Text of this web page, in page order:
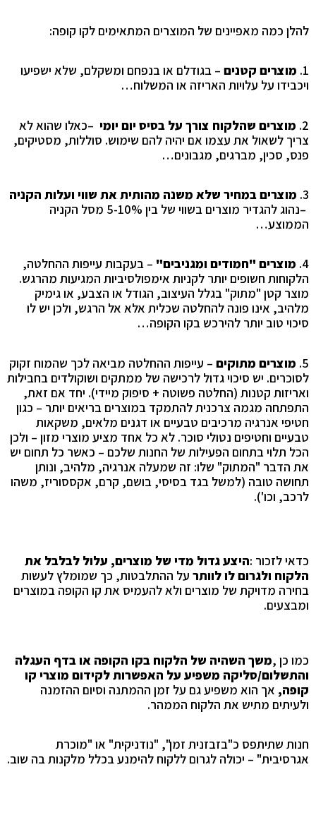
להלן כמה מאפיינים של המוצרים המתאימים לקו קופה:
1. מוצרים קטנים – בגודלם או בנפחם ומשקלם, שלא ישפיעו
ויכבידו על עלויות האריזה או המשלוח…
2. מוצרים שהלקוח צורך על בסיס יום יומי –כאלו שהוא לא
צריך לשאול את עצמו אם יהיה להם שימוש. סוללות, מסטיקים,
פנס, סכין, מברגים, מגבונים…
3. מוצרים במחיר שלא משנה מהותית את שווי ועלות הקניה
–
נהוג להגדיר מוצרים בשווי של בין 5-10% מסל הקניה
הממוצע…
4. מוצרים "חמודים ומגניבים" – בעקבות עייפות ההחלטה,
הלקוחות חשופים יותר לקניות אימפולסיביות המגיעות מהרגש.
מוצר קטן "מתוק" בגלל העיצוב, הגודל או הצבע, או גימיק
מלהיב, אינו פונה להחלטה שכלית אלא אל הרגש, ולכן יש לו
סיכוי טוב יותר להירכש בקו הקופה…
5. מוצרים מתוקים – עייפות ההחלטה מביאה לכך שהמוח זקוק
לסוכרים. יש סיכוי גדול לרכישה של ממתקים ושוקולדים בחבילות
ואריזות קטנות (החלטה פשוטה + סיפוק מיידי). יחד אם זאת,
התפתחה מגמה צרכנית להתמקד במוצרים בריאים יותר – כגון
חטיפי אנרגיה מרכיבים טבעיים או דגנים מלאים, משקאות
טבעיים וחטיפים נטולי סוכר. לא כל אחד מציע מוצרי מזון – ולכן
הכל תלוי בתחום הפעילות של החנות שלכם – כאשר כל תחום יש
את הדבר "המתוק" שלו: זה שמעלה אנרגיה, מלהיב, ונותן
תחושה טובה (למשל בגד בסיסי, בושם, קרם, אקססוריז, משהו
לרכב, וכו').
כדאי לזכור :היצע גדול מדי של מוצרים, עלול לבלבל את
הלקוח ולגרום לו לוותר על ההתלבטות, כך שמומלץ לעשות
בחירה מדויקת של מוצרים ולא להעמיס את קו הקופה במוצרים
ומבצעים.
כמו כן ,משך השהיה של הלקוח בקו הקופה או בדף העגלה
והתשלום/סליקה משפיע על האפשרות לקידום מוצרי קו
קופה, אך הוא משפיע גם על זמן ההמתנה וסיום ההזמנה
ולעיתים מתיש את הלקוח הממהר.
חנות שתיתפס כ"בזבזנית זמן", "נודניקית" או "מוכרת
אגרסיבית" – יכולה לגרום ללקוח להימנע בכלל מלקנות בה שוב.